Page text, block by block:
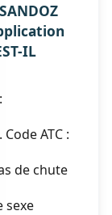
IL
ATC :
de chute
sexe